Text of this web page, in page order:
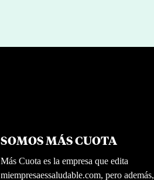
SOMOS MÁS CUOTA
Más Cuota es la empresa que edita
miempresaessaludable.com, pero además,